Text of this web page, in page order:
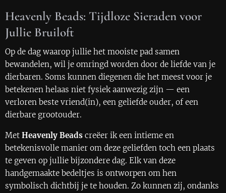
Heavenly Beads: Tijdloze Sieraden voor
Jullie Bruiloft
Op de dag waarop jullie het mooiste pad samen
bewandelen, wil je omringd worden door de liefde van je
dierbaren. Soms kunnen diegenen die het meest voor je
betekenen helaas niet fysiek aanwezig zijn — een
verloren beste vriend(in), een geliefde ouder, of een
dierbare grootouder.
Met Heavenly Beads creëer ik een intieme en
betekenisvolle manier om deze geliefden toch een plaats
te geven op jullie bijzondere dag. Elk van deze
handgemaakte bedeltjes is ontworpen om hen
symbolisch dichtbij je te houden. Zo kunnen zij, ondanks